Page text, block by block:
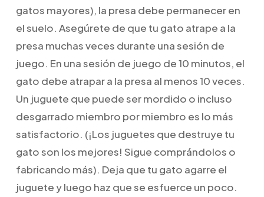
gatos mayores), la presa debe permanecer en
el suelo. Asegúrete de que tu gato atrape a la
presa muchas veces durante una sesión de
juego. En una sesión de juego de 10 minutos, el
gato debe atrapar a la presa al menos 10 veces.
Un juguete que puede ser mordido o incluso
desgarrado miembro por miembro es lo más
satisfactorio. (¡Los juguetes que destruye tu
gato son los mejores! Sigue comprándolos o
fabricando más). Deja que tu gato agarre el
juguete y luego haz que se esfuerce un poco.